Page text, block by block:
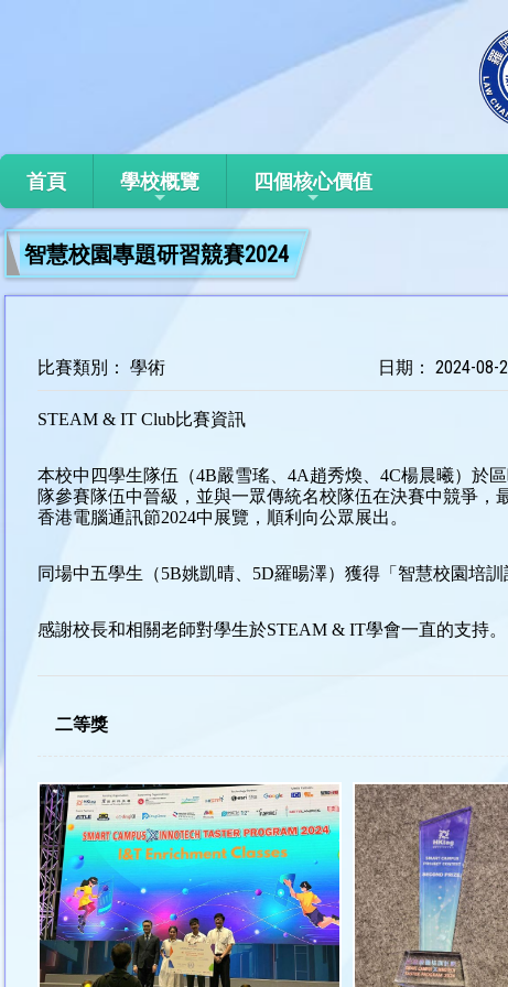
首頁 學校概覽 四個核心價值
智慧校園專題研習競賽2024
比賽類別： 學術 日期： 2024-08-
STEAM & IT Club比賽資訊
本校中四學生隊伍（4B嚴雪瑤、4A趙秀煥、4C楊晨曦）於
隊參賽隊伍中晉級，並與一眾傳統名校隊伍在決賽中競爭，
香港電腦通訊節2024中展覽，順利向公眾展出。
同場中五學生（5B姚凱晴、5D羅暘澤）獲得「智慧校園培訓
感謝校長和相關老師對學生於STEAM & IT學會一直的支持。
二等獎